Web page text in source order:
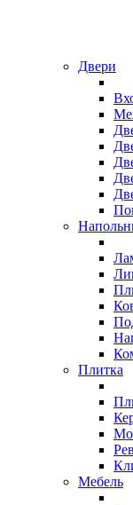
Двери
Плитка
Мебель